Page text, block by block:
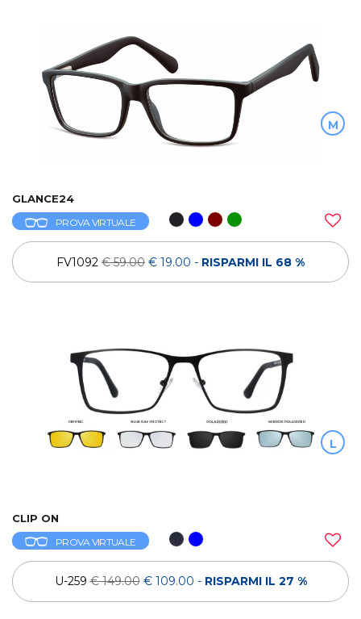
M
GLANCE24
PROVA VIRTUALE
FV1092 € 59.00 € 19.00 - RISPARMI IL 68 %
L
CLIP ON
PROVA VIRTUALE
U-259€ 149.00 € 109.00 - RISPARMI IL 27 %